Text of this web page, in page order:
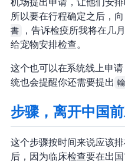
机场提出申请，让他们安
所以要在行程确定之后，
書
，告诉检疫所“我将在
给宠物安排检查”。
这个也可以在 NACCS 系统线上申请
统也会提醒你还需要提出
步骤6，离开中国
这个步骤按时间来说应该排
后，因为临床检查要在出国